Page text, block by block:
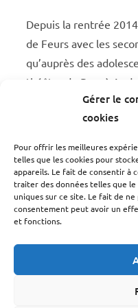
Gérer le
cookies
Pour offrir les meilleures
telles que les cookies pour
appareils. Le fait de consentir à
traiter des données telles que
uniques sur ce site. Le fait de
consentement peut avoir un
et fonctions.
Depuis la rentrée
de Feurs avec les
qu’auprès des
théâtre du Parc à
Rentrée 2015,
Loire. À partir de la
nouvel atelier enfant
ainsi qu’au lycée
Rentrée 2017, option
à Saint-Chamond